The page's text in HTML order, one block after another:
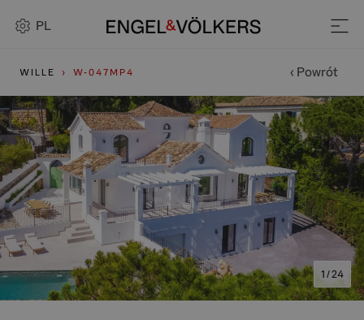
PL
WILLE W-047MP4 ‹ Powrót
1 / 24